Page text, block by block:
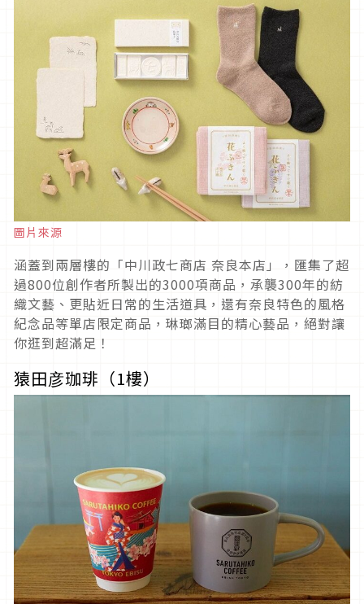
圖片來源
涵蓋到兩層樓的「中川政七商店 奈良本店」，匯集了超
過800位創作者所製出的3000項商品，承襲300年的紡
織文藝、更貼近日常的生活道具，還有奈良特色的風格
紀念品等單店限定商品，琳瑯滿目的精心藝品，絕對讓
你逛到超滿足！
猿田彦珈琲（1樓）